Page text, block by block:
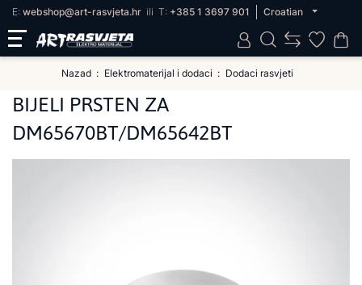
E: webshop@art-rasvjeta.hr ili T: +385 1 3697 901 Croatian
Nazad Elektromaterijal i dodaci Dodaci rasvjeti
BIJELI PRSTEN ZA
DM65670BT/DM65642BT